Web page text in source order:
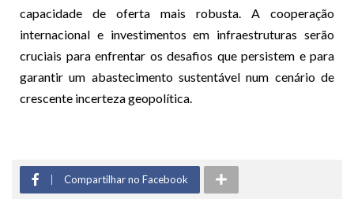
capacidade de oferta mais robusta. A cooperação
internacional e investimentos em infraestruturas serão
cruciais para enfrentar os desafios que persistem e para
garantir um abastecimento sustentável num cenário de
crescente incerteza geopolítica.
Compartilhar no Facebook